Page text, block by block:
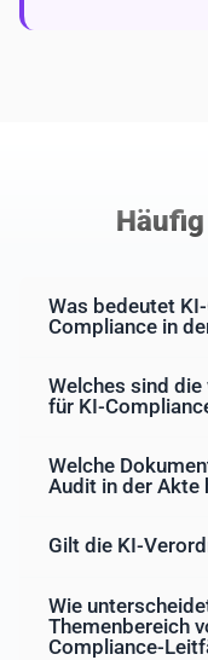
Was bedeutet
Compliance in
Welches sind
für KI-
Welche
Audit in der Akte
Gilt die KI-
Wie
Themenbereich
Compliance-